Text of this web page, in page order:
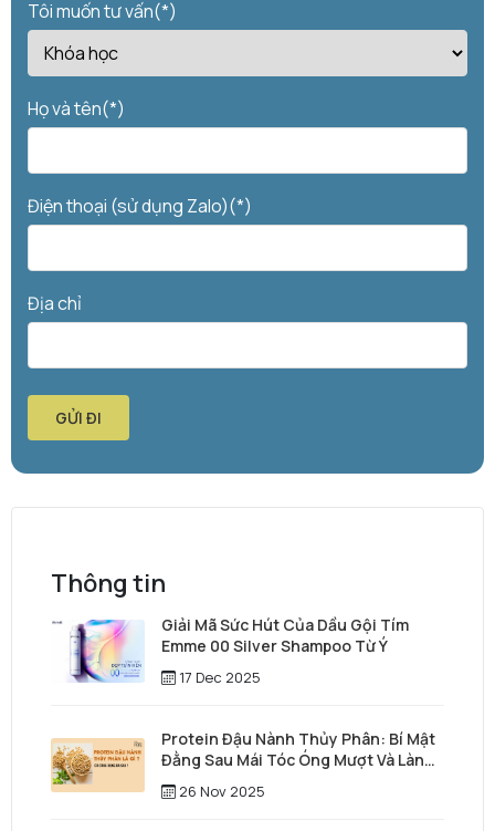
Tôi muốn tư vấn(*)
Họ và tên(*)
Điện thoại (sử dụng Zalo)(*)
Địa chỉ
GỬI ĐI
Thông tin
Giải Mã Sức Hút Của Dầu Gội Tím
Emme 00 Silver Shampoo Từ Ý
17 Dec 2025
Protein Đậu Nành Thủy Phân: Bí Mật
Đằng Sau Mái Tóc Óng Mượt Và Làn
Da Trẻ Trung
26 Nov 2025